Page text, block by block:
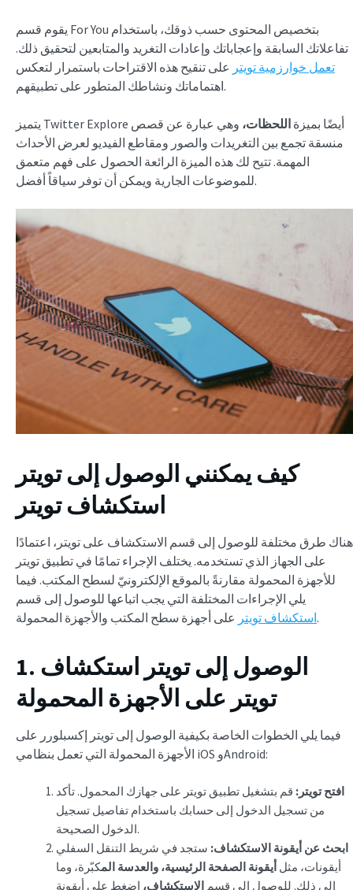
يقوم قسم For You بتخصيص المحتوى حسب ذوقك، باستخدام
تفاعلاتك السابقة وإعجاباتك وإعادات التغريد والمتابعين لتحقيق ذلك.
تعمل خوارزمية تويتر على تنقيح هذه الاقتراحات باستمرار لتعكس
اهتماماتك ونشاطك المتطور على تطبيقهم.
يتميز Twitter Explore أيضًا بميزة اللحظات، وهي عبارة عن قصص
منسقة تجمع بين التغريدات والصور ومقاطع الفيديو لعرض الأحداث
المهمة. تتيح لك هذه الميزة الرائعة الحصول على فهم متعمق
للموضوعات الجارية ويمكن أن توفر سياقاً أفضل.
كيف يمكنني الوصول إلى تويتر
استكشاف تويتر
هناك طرق مختلفة للوصول إلى قسم الاستكشاف على تويتر، اعتمادًا
على الجهاز الذي تستخدمه. يختلف الإجراء تمامًا في تطبيق تويتر
للأجهزة المحمولة مقارنةً بالموقع الإلكترونيّ لسطح المكتب. فيما
يلي الإجراءات المختلفة التي يجب اتباعها للوصول إلى قسم
استكشاف تويترعلى أجهزة سطح المكتب والأجهزة المحمولة.
1. الوصول إلى تويتر استكشاف
تويتر على الأجهزة المحمولة
فيما يلي الخطوات الخاصة بكيفية الوصول إلى تويتر إكسبلورر على
الأجهزة المحمولة التي تعمل بنظامي iOS وAndroid:
افتح تويتر: قم بتشغيل تطبيق تويتر على جهازك المحمول. تأكد
من تسجيل الدخول إلى حسابك باستخدام تفاصيل تسجيل
الدخول الصحيحة.
ابحث عن أيقونة الاستكشاف: ستجد في شريط التنقل السفلي
أيقونات، مثل أيقونة الصفحة الرئيسية، والعدسة المكبّرة، وما
إلى ذلك. للوصول إلى قسم الاستكشاف، اضغط على أيقونة